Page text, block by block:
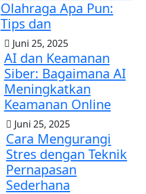
Olahraga Apa Pun:
Tips dan
Juni 25, 2025
AI dan Keamanan
Siber: Bagaimana AI
Meningkatkan
Keamanan Online
Juni 25, 2025
Cara Mengurangi
Stres dengan Teknik
Pernapasan
Sederhana